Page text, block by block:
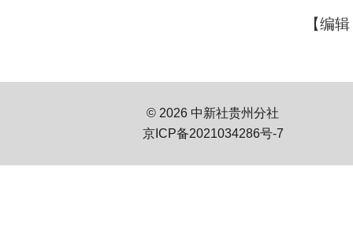
【编
© 2026 中新社贵州分社
京ICP备2021034286号-7